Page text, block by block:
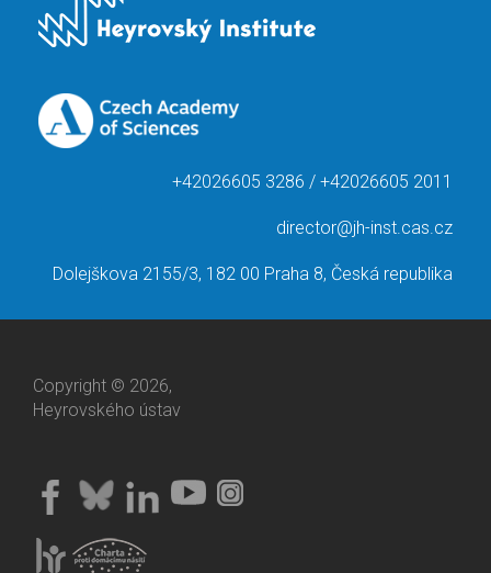
+42026605 3286 / +42026605 2011
director@jh-inst.cas.cz
Dolejškova 2155/3, 182 00 Praha 8, Česká republika
Copyright © 2026,
Heyrovského ústav